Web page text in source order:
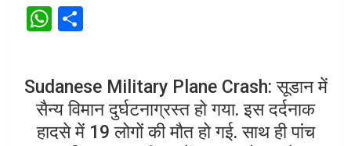
W
s
A
e
Sudanese Military Plane Crash: सूडान में
सैन्य विमान दुर्घटनाग्रस्त हो गया. इस दर्दनाक
हादसे में 19 लोगों की मौत हो गई. साथ ही पांच